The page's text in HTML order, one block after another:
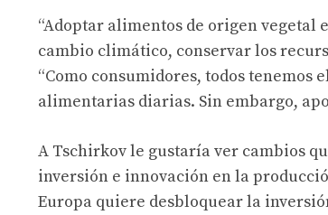
“Adoptar alimentos de origen
cambio climático, conservar los
“Como consumidores, todos
alimentarias diarias. Sin embargo,
A Tschirkov le gustaría ver cambios
inversión e innovación en la
Europa quiere desbloquear la